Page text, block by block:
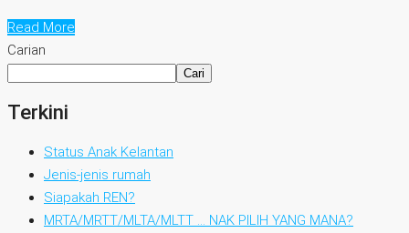
Read More
Carian
Cari
Terkini
Status Anak Kelantan
Jenis-jenis rumah
Siapakah REN?
MRTA/MRTT/MLTA/MLTT … NAK PILIH YANG MANA?